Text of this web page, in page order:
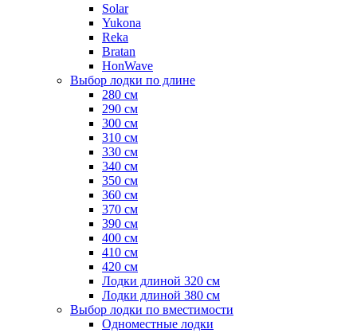
Solar
Yukona
Reka
Bratan
HonWave
Выбор лодки по длине
280 см
290 см
300 см
310 см
330 см
340 см
350 см
360 см
370 см
390 см
400 см
410 см
420 см
Лодки длиной 320 см
Лодки длиной 380 см
Выбор лодки по вместимости
Одноместные лодки